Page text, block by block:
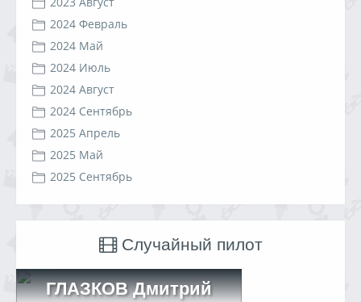
2024 Февраль
2024 Май
2024 Июль
2024 Август
2024 Сентябрь
2025 Апрель
2025 Май
2025 Сентябрь
Случайный пилот
ГЛАЗКОВ Дмитрий